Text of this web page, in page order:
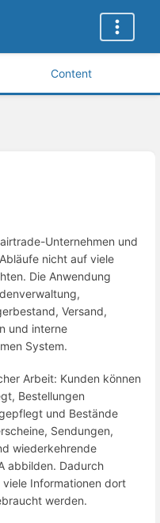
Content
Unternehmen und
nicht auf viele
Die Anwendung
Versand,
und interne
System.
Arbeit: Kunden können
Bestellungen
und Bestände
Sendungen,
wiederkehrende
abbilden. Dadurch
Informationen dort
werden.